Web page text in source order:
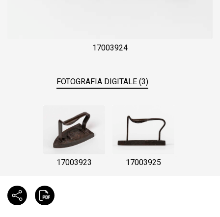
17003924
FOTOGRAFIA DIGITALE (3)
17003923 17003925